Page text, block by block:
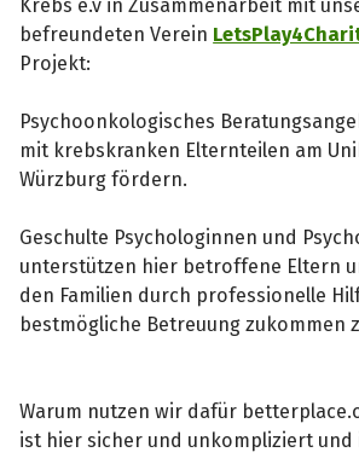
Krebs e.v in Zusammenarbeit mit
befreundeten Verein
Projekt:
Psychoonkologisches
mit krebskranken Elternteilen am
Würzburg fördern.
Geschulte Psychologinnen und
unterstützen hier betroffene Eltern
den Familien durch professionelle
bestmögliche Betreuung zukommen
Warum nutzen wir dafür
ist hier sicher und unkompliziert und